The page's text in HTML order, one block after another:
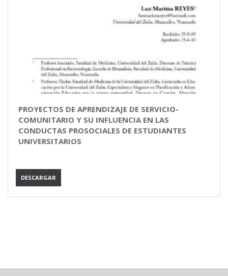
PROYECTOS DE APRENDIZAJE DE SERVICIO-
COMUNITARIO Y SU INFLUENCIA EN LAS
CONDUCTAS PROSOCIALES DE ESTUDIANTES
UNIVERSITARIOS
DESCARGAR